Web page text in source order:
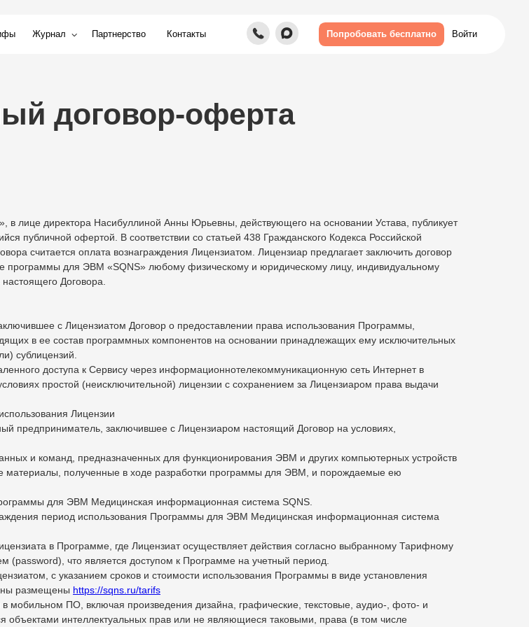
Попробовать бесплатно
Партнерство Контакты Войти
оферта
лице директора Насибуллиной Анны Юрьевны, действующего на основании Устава, публикует
публичной офертой. В соответствии со статьей 438 Гражданского Кодекса Российской
считается оплата вознаграждения Лицензиатом. Лицензиар предлагает заключить договор
программы для ЭВМ «SQNS» любому физическому и юридическому лицу, индивидуальному
Договора.
с Лицензиатом Договор о предоставлении права использования Программы,
в ее состав программных компонентов на основании принадлежащих ему исключительных
сублицензий.
доступа к Сервису через информационнотелекоммуникационную сеть Интернет в
простой (неисключительной) лицензии с сохранением за Лицензиаром права выдачи
Лицензии
предприниматель, заключившее с Лицензиаром настоящий Договор на условиях,
и команд, предназначенных для функционирования ЭВМ и других компьютерных устройств
материалы, полученные в ходе разработки программы для ЭВМ, и порождаемые ею
для ЭВМ Медицинская информационная система SQNS.
период использования Программы для ЭВМ Медицинская информационная система
в Программе, где Лицензиат осуществляет действия согласно выбранному Тарифному
что является доступом к Программе на учетный период.
с указанием сроков и стоимости использования Программы в виде установления
размещены https://sqns.ru/tarifs
ПО, включая произведения дизайна, графические, текстовые, аудио-, фото- и
интеллектуальных прав или не являющиеся таковыми, права (в том числе